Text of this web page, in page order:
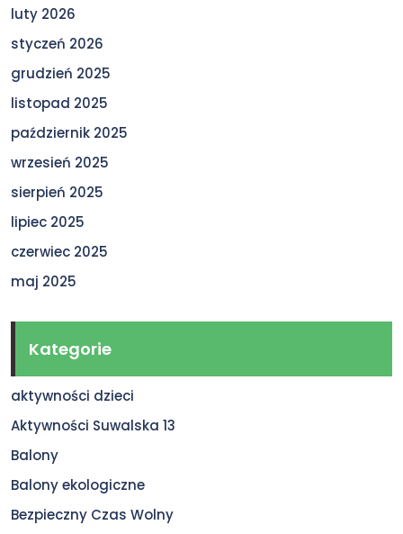
luty 2026
styczeń 2026
grudzień 2025
listopad 2025
październik 2025
wrzesień 2025
sierpień 2025
lipiec 2025
czerwiec 2025
maj 2025
Kategorie
aktywności dzieci
Aktywności Suwalska 13
Balony
Balony ekologiczne
Bezpieczny Czas Wolny